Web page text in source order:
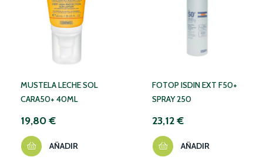
MUSTELA LECHE SOL
CARA50+ 40ML
19,80 €
AÑADIR
FOTOP ISDIN EXT F50+
SPRAY 250
23,12 €
AÑADIR